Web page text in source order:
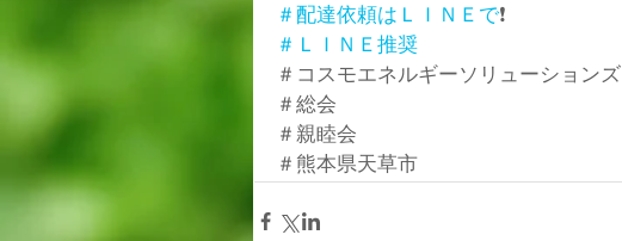
＃配達依頼はＬＩＮＥで❗
＃ＬＩＮＥ推奨
＃コスモエネルギーソリューションズ
＃総会
＃親睦会
＃熊本県天草市